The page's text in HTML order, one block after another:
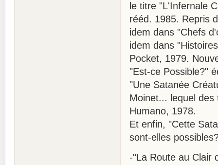
le titre "L'Infernale
rééd. 1985. Repris
idem dans "Chefs
idem dans
Pocket, 1979.
"Est-ce Possible?"
"Une Satanée
Moinet... lequel
Humano, 1978.
Et enfin, "Cette
sont-elles
-"La Route au Clair